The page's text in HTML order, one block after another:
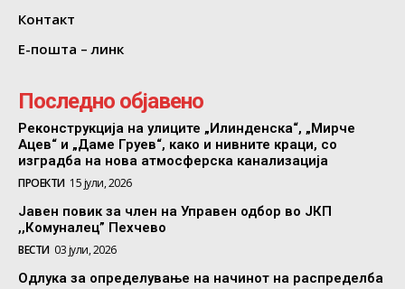
Контакт
Е-пошта – линк
Последно објавено
Реконструкција на улиците „Илинденска“, „Мирче
Ацев“ и „Даме Груев“, како и нивните краци, со
изградба на нова атмосферска канализација
ПРОЕКТИ 15 јули, 2026
Јавен повик за член на Управен одбор во ЈКП
,,Комуналец” Пехчево
ВЕСТИ 03 јули, 2026
Одлука за определување на начинот на распределба